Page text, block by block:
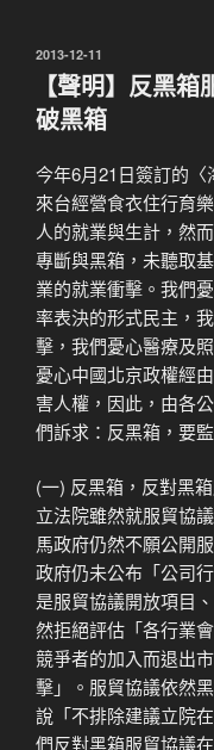
發
2013-12-11
【聲明】反黑
破黑箱
今年6月21日簽訂的
來台經營食衣住行育
人的就業與生計，然
專斷與黑箱，未聽取
業的就業衝擊。我們
率表決的形式民主，
擊，我們憂心醫療及
憂心中國北京政權經
害人權，因此，由各
們訴求：反黑箱，要
(一) 反黑箱，反對黑
立法院雖然就服貿協
馬政府仍然不願公開
政府仍未公布「公司
是服貿協議開放項目
然拒絕評估「各行業
競爭者的加入而退出
擊」。服貿協議依然
說「不排除建議立院
們反對黑箱服貿協議